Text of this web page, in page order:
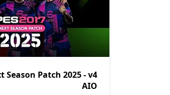
Season Patch 2025 - v4
AIO